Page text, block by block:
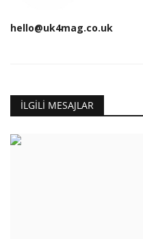
hello@uk4mag.co.uk
İLGILI MESAJLAR